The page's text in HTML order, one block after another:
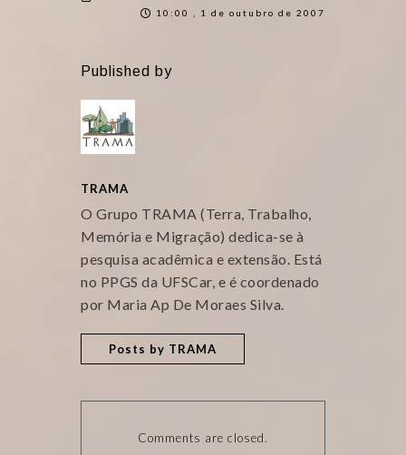
10:00 , 1 de outubro de 2007
Published by
TRAMA
O Grupo TRAMA (Terra, Trabalho,
Memória e Migração) dedica-se à
pesquisa acadêmica e extensão. Está
no PPGS da UFSCar, e é coordenado
por Maria Ap De Moraes Silva.
Posts by TRAMA
Comments are closed.